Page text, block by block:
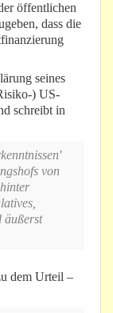
öffentlichen
dass die
seines
) US-
schreibt in
von
äußerst
dem Urteil –